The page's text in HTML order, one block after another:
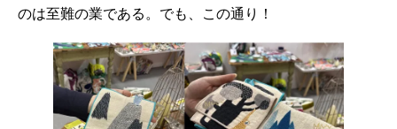
のは至難の業である。でも、この通り！